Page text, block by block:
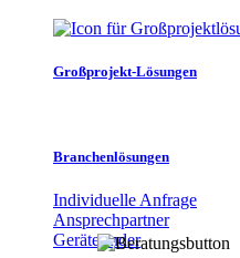
Großprojekt-Lösungen
Branchenlösungen
Individuelle Anfrage
Ansprechpartner
Gerätefinder